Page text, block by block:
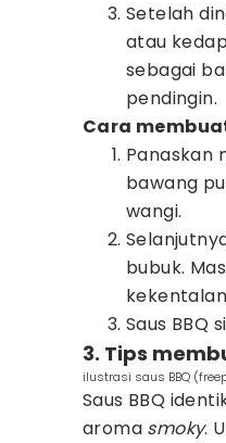
Setelah
atau
sebagai
pendingin.
Cara
Panaskan
bawang
wangi.
bubuk.
Saus BBQ
3. Tips
ilustrasi saus BBQ
Saus BBQ
aroma smoky.